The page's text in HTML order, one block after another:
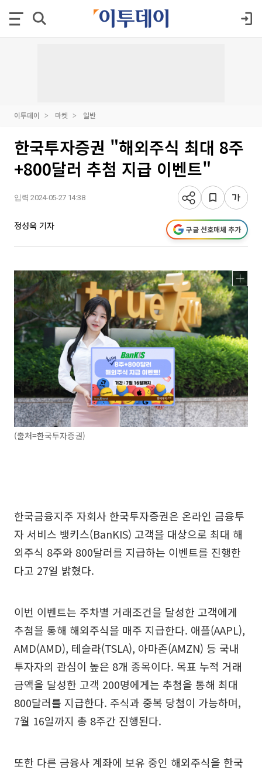
이투데이 마켓 일반
한국투자증권 "해외주식 최대 8주
+800달러 추첨 지급 이벤트"
입력 2024-05-27 14:38
정성욱 기자 구글 선호매체 추가
(출처=한국투자증권)
한국금융지주 자회사 한국투자증권은 온라인 금융투
자 서비스 뱅키스(BanKIS) 고객을 대상으로 최대 해
외주식 8주와 800달러를 지급하는 이벤트를 진행한
다고 27일 밝혔다.
이번 이벤트는 주차별 거래조건을 달성한 고객에게
추첨을 통해 해외주식을 매주 지급한다. 애플(AAPL),
AMD(AMD), 테슬라(TSLA), 아마존(AMZN) 등 국내
투자자의 관심이 높은 8개 종목이다. 목표 누적 거래
금액을 달성한 고객 200명에게는 추첨을 통해 최대
800달러를 지급한다. 주식과 중복 당첨이 가능하며,
7월 16일까지 총 8주간 진행된다.
또한 다른 금융사 계좌에 보유 중인 해외주식을 한국